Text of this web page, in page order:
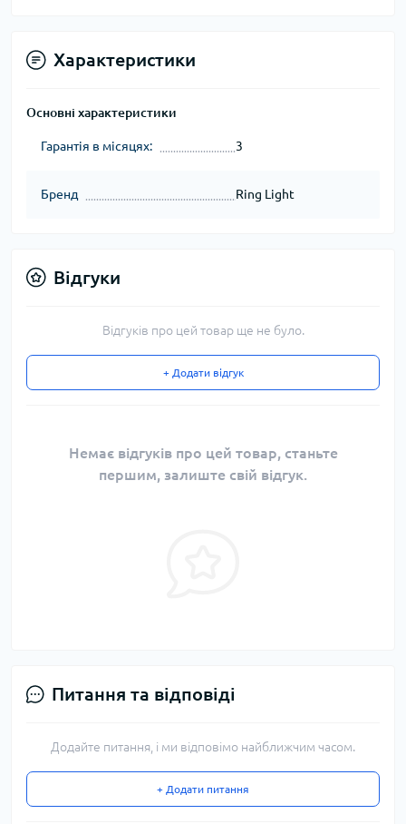
Характеристики
Основні характеристики
Гарантія в місяцях: 3
Бренд Ring Light
Відгуки
Відгуків про цей товар ще не було.
+ Додати відгук
Немає відгуків про цей товар, станьте
першим, залиште свій відгук.
Питання та відповіді
Додайте питання, і ми відповімо найближчим часом.
+ Додати питання